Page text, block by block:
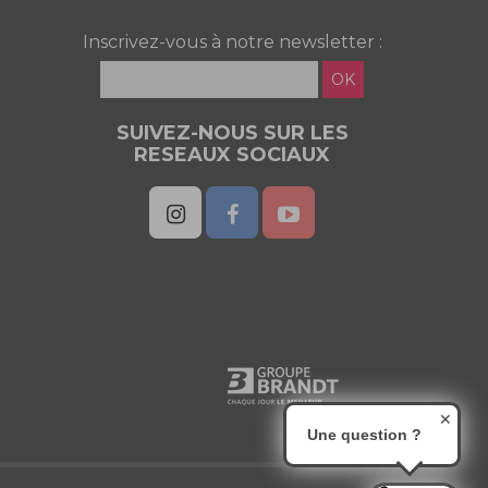
Inscrivez-vous à notre newsletter :
OK
SUIVEZ-NOUS SUR LES
RESEAUX SOCIAUX
Une question ?
✕